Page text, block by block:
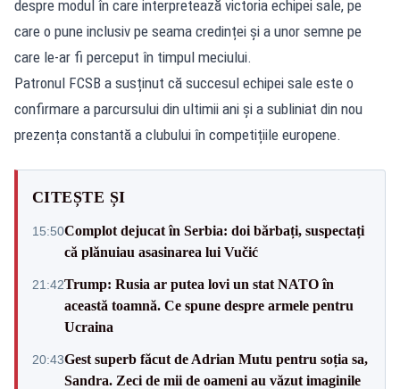
despre modul în care interpretează victoria echipei sale, pe
care o pune inclusiv pe seama credinței și a unor semne pe
care le-ar fi perceput în timpul meciului.
Patronul FCSB a susținut că succesul echipei sale este o
confirmare a parcursului din ultimii ani și a subliniat din nou
prezența constantă a clubului în competițiile europene.
CITEȘTE ȘI
15:50Complot dejucat în Serbia: doi bărbați, suspectați
că plănuiau asasinarea lui Vučić
21:42Trump: Rusia ar putea lovi un stat NATO în
această toamnă. Ce spune despre armele pentru
Ucraina
20:43Gest superb făcut de Adrian Mutu pentru soția sa,
Sandra. Zeci de mii de oameni au văzut imaginile